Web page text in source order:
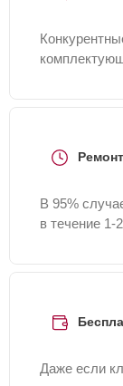
В 95%
в течение 1-
Даже если